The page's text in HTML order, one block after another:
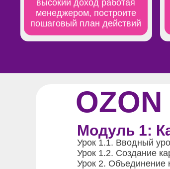
высокий доход работая
менеджером, построите
пошаговый план действий
Урок 1.1. Вводный
Урок 1.2. Создание
Урок 2. Объединение
Модуль 1:
OZON